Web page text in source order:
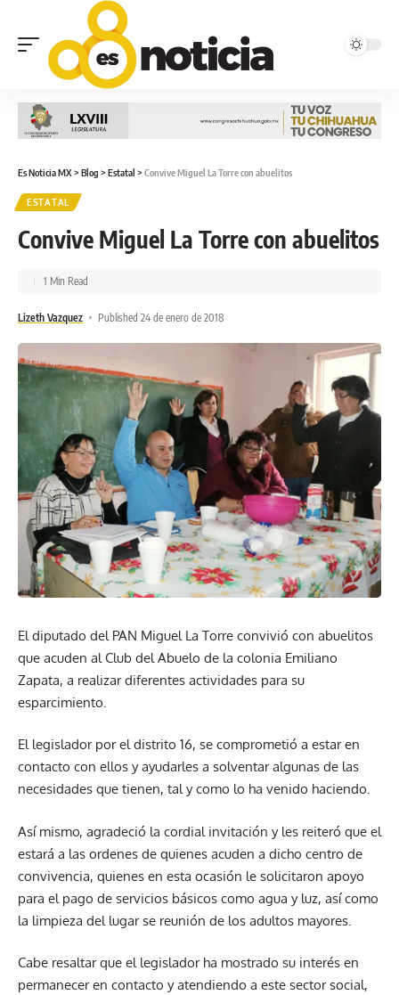
Es Noticia MX> Blog > Estatal > Convive Miguel La Torre con abuelitos
ESTATAL
Convive Miguel La Torre con abuelitos
Lizeth Vazquez Published 24 de enero de 2018
1 Min Read
El diputado del PAN Miguel La Torre convivió con abuelitos
que acuden al Club del Abuelo de la colonia Emiliano
Zapata, a realizar diferentes actividades para su
esparcimiento.
El legislador por el distrito 16, se comprometió a estar en
contacto con ellos y ayudarles a solventar algunas de las
necesidades que tienen, tal y como lo ha venido haciendo.
Así mismo, agradeció la cordial invitación y les reiteró que el
estará a las ordenes de quienes acuden a dicho centro de
convivencia, quienes en esta ocasión le solicitaron apoyo
para el pago de servicios básicos como agua y luz, así como
la limpieza del lugar se reunión de los adultos mayores.
Cabe resaltar que el legislador ha mostrado su interés en
permanecer en contacto y atendiendo a este sector social,